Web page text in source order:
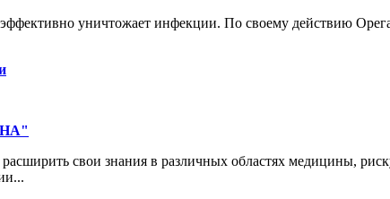
уничтожает инфекции. По своему действию
свои знания в различных областях медицины,